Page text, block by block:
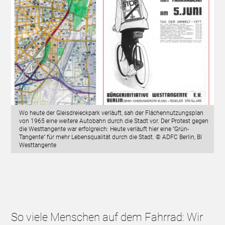
Wo heute der Gleisdreieckpark verläuft, sah der Flächennutzungsplan
von 1965 eine weitere Autobahn durch die Stadt vor. Der Protest gegen
die Westtangente war erfolgreich: Heute verläuft hier eine "Grün-
Tangente" für mehr Lebensqualität durch die Stadt. © ADFC Berlin, BI
Westtangente
So viele Menschen auf dem Fahrrad: Wir